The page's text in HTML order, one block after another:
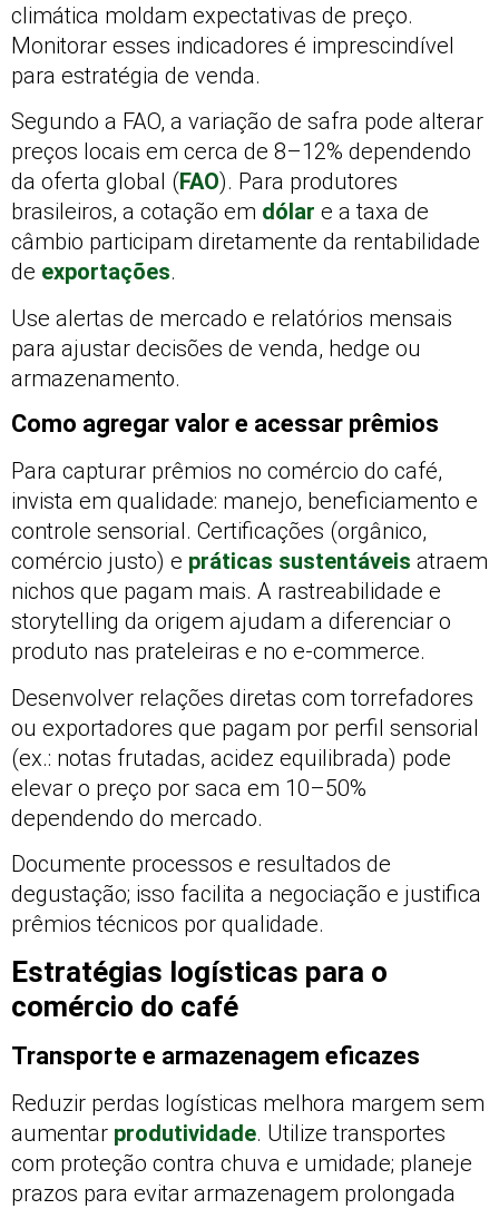
climática moldam expectativas de preço.
Monitorar esses indicadores é imprescindível
para estratégia de venda.
Segundo a FAO, a variação de safra pode alterar
preços locais em cerca de 8–12% dependendo
da oferta global (FAO). Para produtores
brasileiros, a cotação em dólar e a taxa de
câmbio participam diretamente da rentabilidade
de exportações.
Use alertas de mercado e relatórios mensais
para ajustar decisões de venda, hedge ou
armazenamento.
Como agregar valor e acessar prêmios
Para capturar prêmios no comércio do café,
invista em qualidade: manejo, beneficiamento e
controle sensorial. Certificações (orgânico,
comércio justo) e práticas sustentáveis atraem
nichos que pagam mais. A rastreabilidade e
storytelling da origem ajudam a diferenciar o
produto nas prateleiras e no e‑commerce.
Desenvolver relações diretas com torrefadores
ou exportadores que pagam por perfil sensorial
(ex.: notas frutadas, acidez equilibrada) pode
elevar o preço por saca em 10–50%
dependendo do mercado.
Documente processos e resultados de
degustação; isso facilita a negociação e justifica
prêmios técnicos por qualidade.
Estratégias logísticas para o
comércio do café
Transporte e armazenagem eficazes
Reduzir perdas logísticas melhora margem sem
aumentar produtividade. Utilize transportes
com proteção contra chuva e umidade; planeje
prazos para evitar armazenagem prolongada